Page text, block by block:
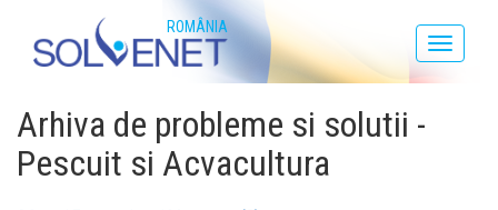
Toggle
ROMÂNIA
Arhiva de probleme si solutii -
Pescuit si Acvacultura